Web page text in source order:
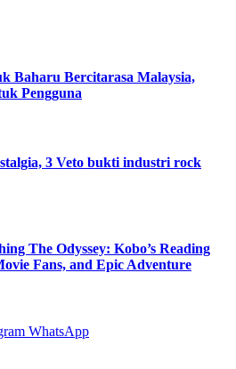
Baharu Bercitarasa Malaysia,
Pengguna
3 Veto bukti industri rock
The Odyssey: Kobo’s Reading
Fans, and Epic Adventure
WhatsApp